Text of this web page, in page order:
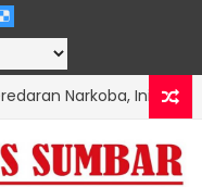
Toton Kepala BNN: